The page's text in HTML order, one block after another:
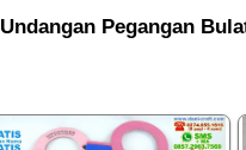
Pegangan